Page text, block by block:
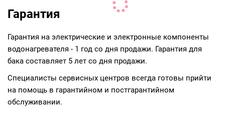
Гарантия
Гарантия на электрические и электронные компоненты
водонагревателя - 1 год со дня продажи. Гарантия для
бака составляет 5 лет со дня продажи.
Специалисты сервисных центров всегда готовы прийти
на помощь в гарантийном и постгарантийном
обслуживании.